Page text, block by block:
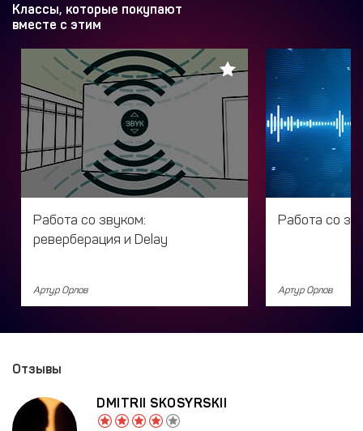
Классы, которые покупают
вместе с этим
Работа со звуком:
реверберация и Delay
Артур Орлов
Работа со
Артур Орлов
Отзывы
DMITRII SKOSYRSKII